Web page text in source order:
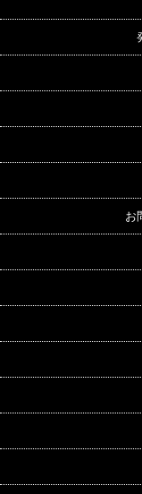
お